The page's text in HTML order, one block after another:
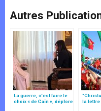
Autres
La guerre, c’est faire le
choix « de Caïn », déplore
la